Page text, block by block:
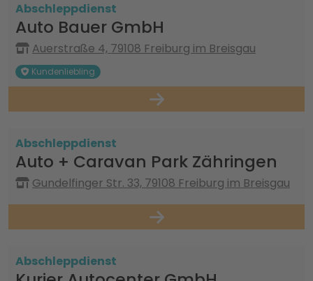
Abschleppdienst
Auto Bauer GmbH
Auerstraße 4, 79108 Freiburg im Breisgau
Kundenliebling
Abschleppdienst
Auto + Caravan Park Zähringen
Gundelfinger Str. 33, 79108 Freiburg im Breisgau
Abschleppdienst